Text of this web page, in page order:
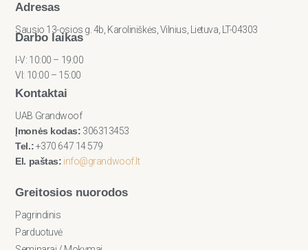
Adresas
Sausio 13-osios g. 4b, Karoliniškės, Vilnius, Lietuva, LT-04303
Darbo laikas
I-V: 10:00 – 19:00
VI: 10:00 – 15:00
Kontaktai
UAB Grandwoof
Įmonės kodas: 306313453
Tel.:+370 647 14 579
El. paštas: info@grandwoof.lt
Greitosios nuorodos
Pagrindinis
Parduotuvė